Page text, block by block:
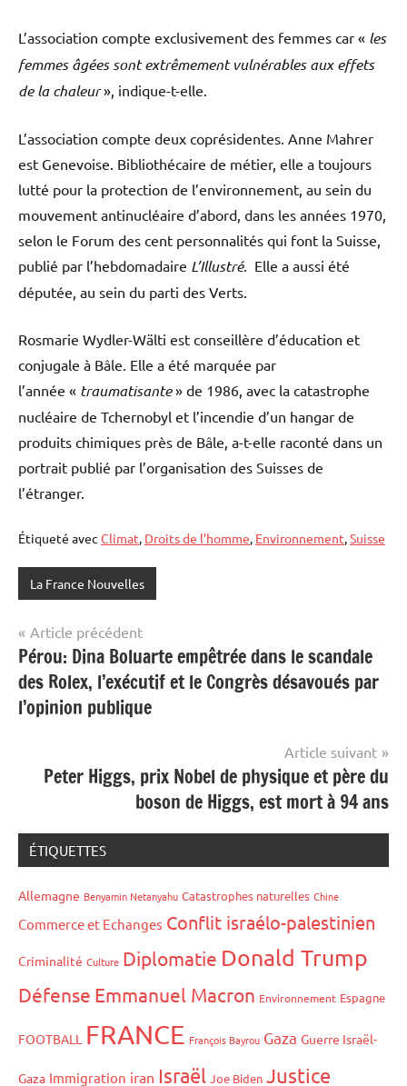
L’association compte exclusivement des femmes car « les
femmes âgées sont extrêmement vulnérables aux effets
de la chaleur», indique-t-elle.
L’association compte deux coprésidentes. Anne Mahrer
est Genevoise. Bibliothécaire de métier, elle a toujours
lutté pour la protection de l’environnement, au sein du
mouvement antinucléaire d’abord, dans les années 1970,
selon le Forum des cent personnalités qui font la Suisse,
publié par l’hebdomadaire L’Illustré. Elle a aussi été
députée, au sein du parti des Verts.
Rosmarie Wydler-Wälti est conseillère d’éducation et
conjugale à Bâle. Elle a été marquée par
l’année « traumatisante» de 1986, avec la catastrophe
nucléaire de Tchernobyl et l’incendie d’un hangar de
produits chimiques près de Bâle, a-t-elle raconté dans un
portrait publié par l’organisation des Suisses de
l’étranger.
Étiqueté avec Climat, Droits de l’homme, Environnement,Suisse
La France Nouvelles
Navigation
de
l’article
Article précédent
Pérou: Dina Boluarte empêtrée dans le scandale
des Rolex, l’exécutif et le Congrès désavoués par
l’opinion publique
Article suivant
Peter Higgs, prix Nobel de physique et père du
boson de Higgs, est mort à 94 ans
ÉTIQUETTES
Allemagne Benyamin Netanyahu Catastrophes naturelles Chine
Commerce et Echanges Conflit israélo-palestinien
Criminalité Culture Diplomatie Donald Trump
Défense Emmanuel Macron Environnement Espagne
FOOTBALL FRANCE François Bayrou Gaza Guerre Israël-
Gaza Immigration iran Israël Joe Biden Justice